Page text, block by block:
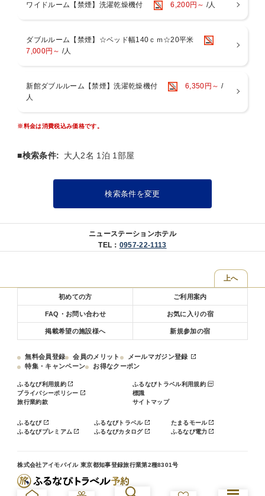
■インフォメーション
■展望浴場完備■ サウナ付
8階展望浴場 男女入替制
8階 女性 19:00〜20:30
男性 20:40〜23:00
ワイドルーム【禁煙】洗濯乾燥機付 6,200円～ /人
ダブルルーム【禁煙】☆ベッド幅140ｃｍ☆20平米
7,000円～ /人
新館ダブルルーム【禁煙】洗濯乾燥機付 6,350円～ /
人
※料金は消費税込み価格です。
■検索条件: 大人2名 1泊 1部屋
検索条件を変更
ニューステーションホテル
TEL： 0957-22-1113
上へ
初めての方 ご利用案内
FAQ・お問い合わせ お気に入りの宿
掲載希望の施設様へ 新規参加の宿
無料会員登録 会員のメリット
メールマガジン登録
特集・キャンペーン
お得なクーポン
ふるなび利用規約
ふるなびトラベル利用規約
プライバシーポリシー
標識
旅行業約款
サイトマップ
ふるなび ふるなびトラベル
たまるモール
ふるなびプレミアム
ふるなびカタログ ふるなび電力
株式会社アイモバイル 東京都知事登録旅行業第2種8301号